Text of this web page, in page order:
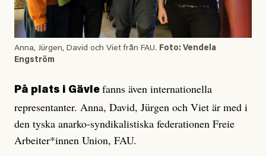
Anna, Jürgen, David och Viet från FAU. Foto: Vendela
Engström
På plats i Gävle fanns även internationella
representanter. Anna, David, Jürgen och Viet är med i
den tyska anarko-syndikalistiska federationen Freie
Arbeiter*innen Union, FAU.